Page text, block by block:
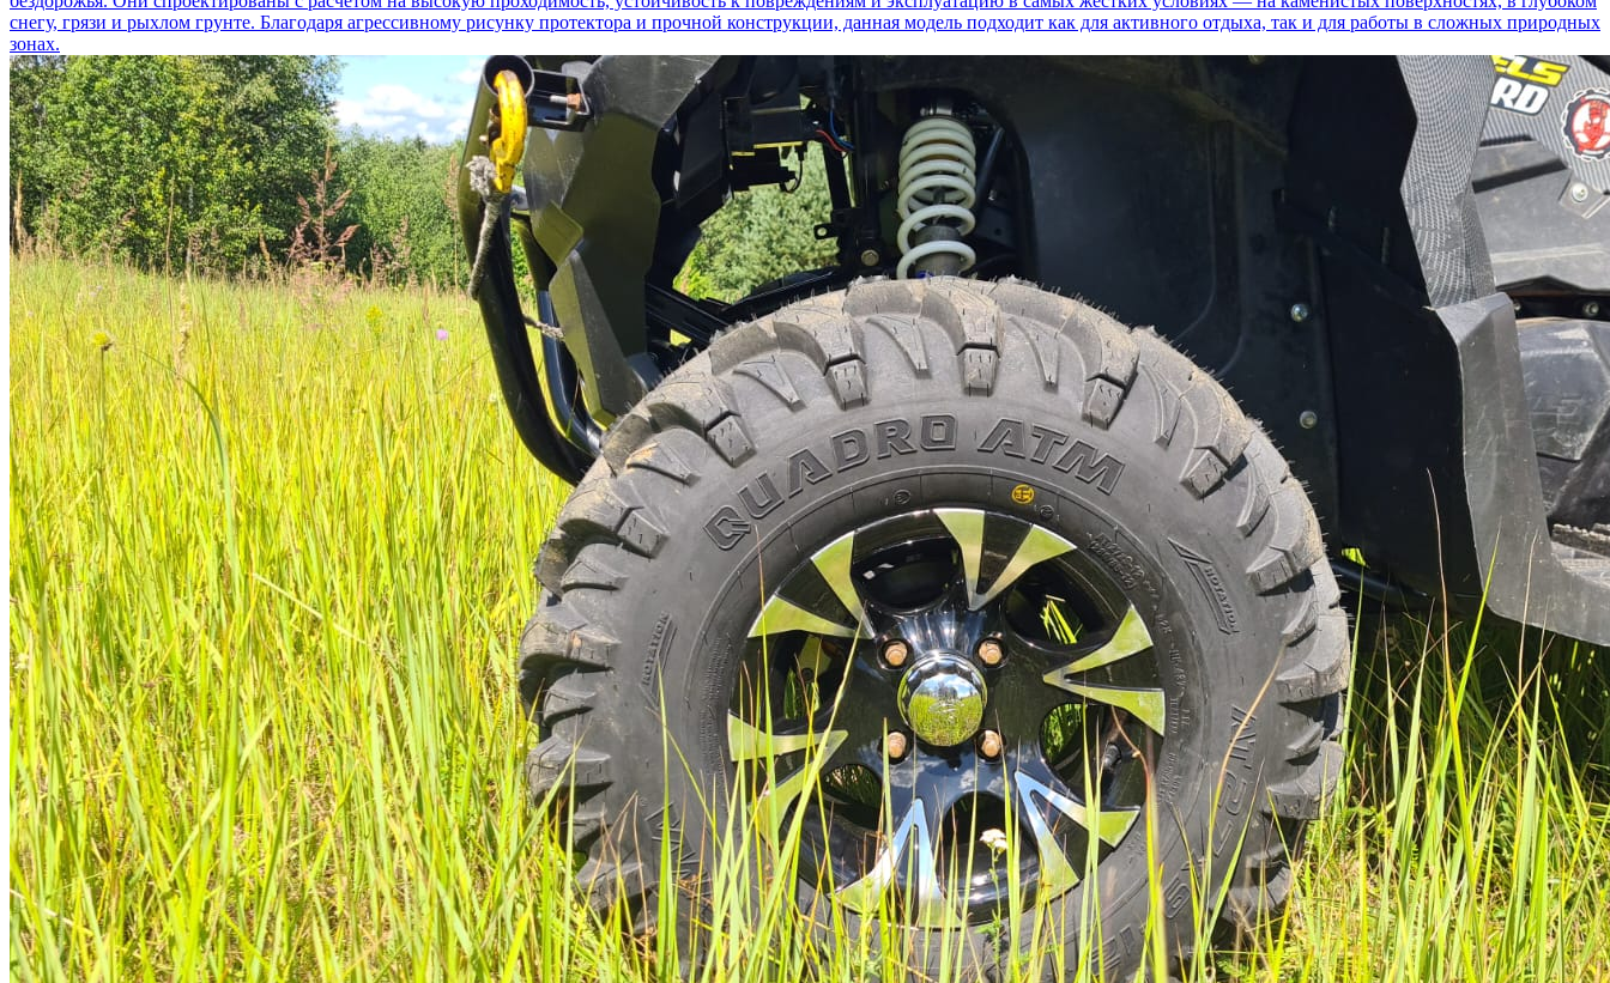
снегу, грязи и рыхлом грунте. Благодаря агрессивному рисунку протектора и прочной конструкции, данная модель подходит как для активного отдыха, так и для работы в сложных природных
зонах.